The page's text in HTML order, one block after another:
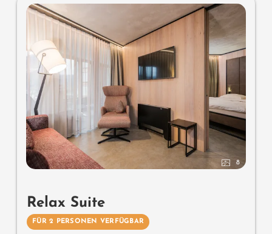
8
Relax Suite
FÜR 2 PERSONEN VERFÜGBAR